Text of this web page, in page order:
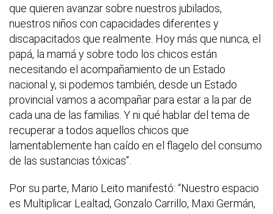
que quieren avanzar sobre nuestros jubilados,
nuestros niños con capacidades diferentes y
discapacitados que realmente. Hoy más que nunca, el
papá, la mamá y sobre todo los chicos están
necesitando el acompañamiento de un Estado
nacional y, si podemos también, desde un Estado
provincial vamos a acompañar para estar a la par de
cada una de las familias. Y ni qué hablar del tema de
recuperar a todos aquellos chicos que
lamentablemente han caído en el flagelo del consumo
de las sustancias tóxicas”.
Por su parte, Mario Leito manifestó: “Nuestro espacio
es Multiplicar Lealtad, Gonzalo Carrillo, Maxi Germán,